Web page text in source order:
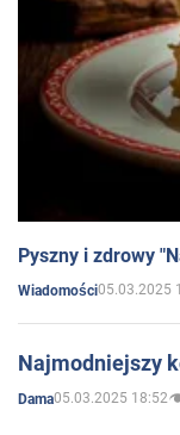
Pyszny i zdrowy
Wiadomości05.03.2025
Najmodniejszy
Dama05.03.2025 18:52